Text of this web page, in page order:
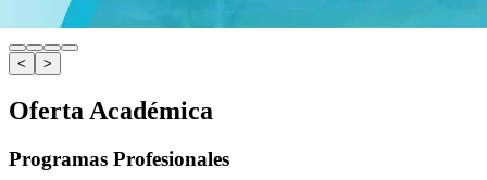
< >
Oferta Académica
Programas Profesionales